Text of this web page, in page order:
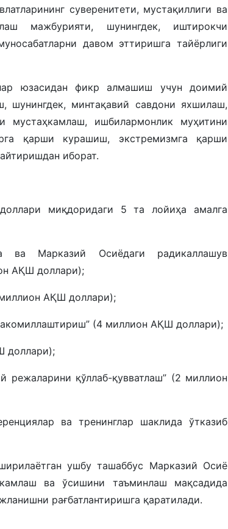
суверенитети, мустақиллиги ва
мажбурияти, шунингдек, иштирокчи
давом эттиришга тайёрлиги
юзасидан фикр алмашиш учун доимий
шунингдек, минтақавий савдони яхшилаш,
мустаҳкамлаш, ишбилармонлик муҳитини
қарши курашиш, экстремизмга қарши
иборат.
миқдоридаги 5 та лойиҳа амалга
ва Марказий Осиёдаги радикаллашув
АҚШ доллари);
АҚШ доллари);
(4 миллион АҚШ доллари);
доллари);
қўллаб-қувватлаш” (2 миллион
ва тренинглар шаклида ўтказиб
ушбу ташаббус Марказий Осиё
ва ўсишини таъминлаш мақсадида
рағбатлантиришга қаратилади.